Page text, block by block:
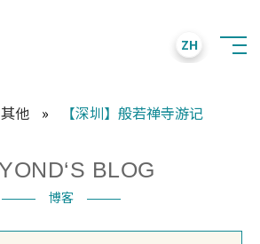
ZH
其他 » 【深圳】般若禅寺游记
BLOG
博客